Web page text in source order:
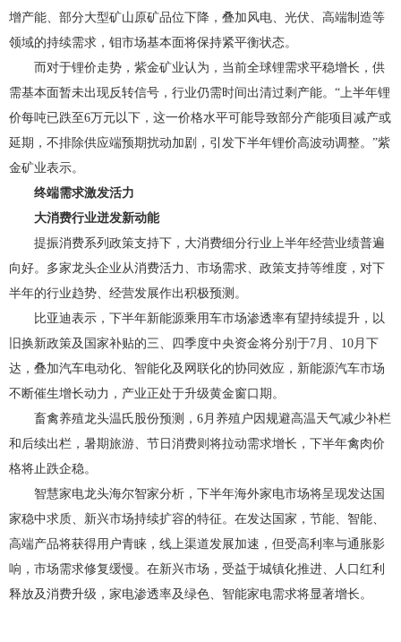
增产能、部分大型矿山原矿品位下降，叠加风电、光伏、高端制造等
领域的持续需求，钼市场基本面将保持紧平衡状态。
而对于锂价走势，紫金矿业认为，当前全球锂需求平稳增长，供
需基本面暂未出现反转信号，行业仍需时间出清过剩产能。“上半年锂
价每吨已跌至6万元以下，这一价格水平可能导致部分产能项目减产或
延期，不排除供应端预期扰动加剧，引发下半年锂价高波动调整。”紫
金矿业表示。
终端需求激发活力
大消费行业迸发新动能
提振消费系列政策支持下，大消费细分行业上半年经营业绩普遍
向好。多家龙头企业从消费活力、市场需求、政策支持等维度，对下
半年的行业趋势、经营发展作出积极预测。
比亚迪表示，下半年新能源乘用车市场渗透率有望持续提升，以
旧换新政策及国家补贴的三、四季度中央资金将分别于7月、10月下
达，叠加汽车电动化、智能化及网联化的协同效应，新能源汽车市场
不断催生增长动力，产业正处于升级黄金窗口期。
畜禽养殖龙头温氏股份预测，6月养殖户因规避高温天气减少补栏
和后续出栏，暑期旅游、节日消费则将拉动需求增长，下半年禽肉价
格将止跌企稳。
智慧家电龙头海尔智家分析，下半年海外家电市场将呈现发达国
家稳中求质、新兴市场持续扩容的特征。在发达国家，节能、智能、
高端产品将获得用户青睐，线上渠道发展加速，但受高利率与通胀影
响，市场需求修复缓慢。在新兴市场，受益于城镇化推进、人口红利
释放及消费升级，家电渗透率及绿色、智能家电需求将显著增长。